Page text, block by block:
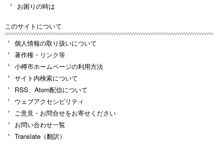
お困りの時は
このサイトについて
個人情報の取り扱いについて
著作権・リンク等
小樽市ホームページの利用方法
サイト内検索について
RSS、Atom配信について
ウェブアクセシビリティ
ご意見・お問合せをお寄せください
お問い合わせ一覧
Translate（翻訳）